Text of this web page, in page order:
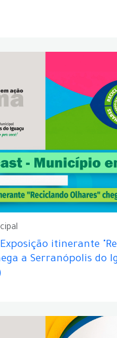
itinerante
a Serranópolis do